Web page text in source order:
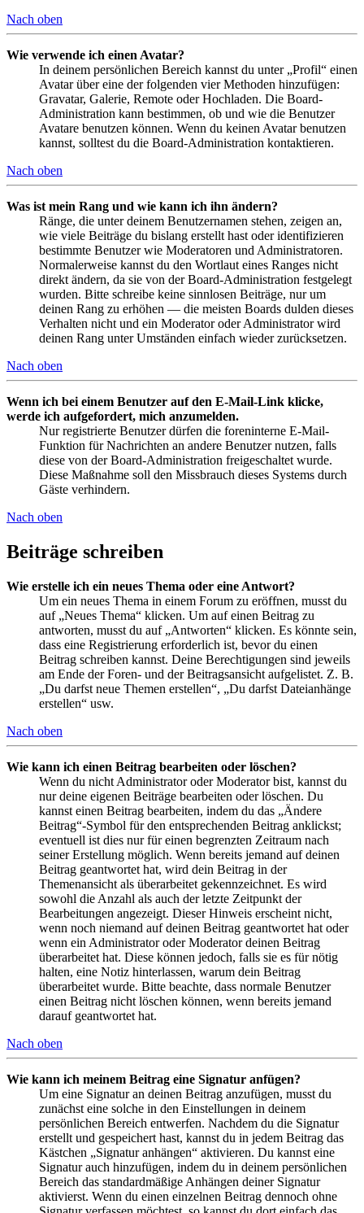
Nach oben
Wie verwende ich einen Avatar?
In deinem persönlichen Bereich kannst du unter „Profil“ einen
Avatar über eine der folgenden vier Methoden hinzufügen:
Gravatar, Galerie, Remote oder Hochladen. Die Board-
Administration kann bestimmen, ob und wie die Benutzer
Avatare benutzen können. Wenn du keinen Avatar benutzen
kannst, solltest du die Board-Administration kontaktieren.
Nach oben
Was ist mein Rang und wie kann ich ihn ändern?
Ränge, die unter deinem Benutzernamen stehen, zeigen an,
wie viele Beiträge du bislang erstellt hast oder identifizieren
bestimmte Benutzer wie Moderatoren und Administratoren.
Normalerweise kannst du den Wortlaut eines Ranges nicht
direkt ändern, da sie von der Board-Administration festgelegt
wurden. Bitte schreibe keine sinnlosen Beiträge, nur um
deinen Rang zu erhöhen — die meisten Boards dulden dieses
Verhalten nicht und ein Moderator oder Administrator wird
deinen Rang unter Umständen einfach wieder zurücksetzen.
Nach oben
Wenn ich bei einem Benutzer auf den E-Mail-Link klicke,
werde ich aufgefordert, mich anzumelden.
Nur registrierte Benutzer dürfen die foreninterne E-Mail-
Funktion für Nachrichten an andere Benutzer nutzen, falls
diese von der Board-Administration freigeschaltet wurde.
Diese Maßnahme soll den Missbrauch dieses Systems durch
Gäste verhindern.
Nach oben
Beiträge schreiben
Wie erstelle ich ein neues Thema oder eine Antwort?
Um ein neues Thema in einem Forum zu eröffnen, musst du
auf „Neues Thema“ klicken. Um auf einen Beitrag zu
antworten, musst du auf „Antworten“ klicken. Es könnte sein,
dass eine Registrierung erforderlich ist, bevor du einen
Beitrag schreiben kannst. Deine Berechtigungen sind jeweils
am Ende der Foren- und der Beitragsansicht aufgelistet. Z. B.
„Du darfst neue Themen erstellen“, „Du darfst Dateianhänge
erstellen“ usw.
Nach oben
Wie kann ich einen Beitrag bearbeiten oder löschen?
Wenn du nicht Administrator oder Moderator bist, kannst du
nur deine eigenen Beiträge bearbeiten oder löschen. Du
kannst einen Beitrag bearbeiten, indem du das „Ändere
Beitrag“-Symbol für den entsprechenden Beitrag anklickst;
eventuell ist dies nur für einen begrenzten Zeitraum nach
seiner Erstellung möglich. Wenn bereits jemand auf deinen
Beitrag geantwortet hat, wird dein Beitrag in der
Themenansicht als überarbeitet gekennzeichnet. Es wird
sowohl die Anzahl als auch der letzte Zeitpunkt der
Bearbeitungen angezeigt. Dieser Hinweis erscheint nicht,
wenn noch niemand auf deinen Beitrag geantwortet hat oder
wenn ein Administrator oder Moderator deinen Beitrag
überarbeitet hat. Diese können jedoch, falls sie es für nötig
halten, eine Notiz hinterlassen, warum dein Beitrag
überarbeitet wurde. Bitte beachte, dass normale Benutzer
einen Beitrag nicht löschen können, wenn bereits jemand
darauf geantwortet hat.
Nach oben
Wie kann ich meinem Beitrag eine Signatur anfügen?
Um eine Signatur an deinen Beitrag anzufügen, musst du
zunächst eine solche in den Einstellungen in deinem
persönlichen Bereich entwerfen. Nachdem du die Signatur
erstellt und gespeichert hast, kannst du in jedem Beitrag das
Kästchen „Signatur anhängen“ aktivieren. Du kannst eine
Signatur auch hinzufügen, indem du in deinem persönlichen
Bereich das standardmäßige Anhängen deiner Signatur
aktivierst. Wenn du einen einzelnen Beitrag dennoch ohne